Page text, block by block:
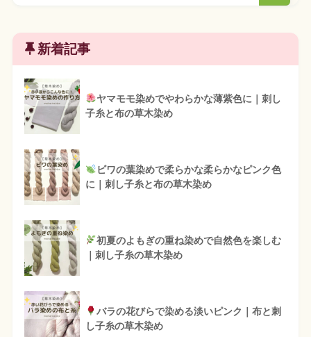
新着記事
ヤマモモ染めでやわらかな薄紫色に｜刺し
子糸と布の草木染め
ビワの葉染めで柔らかな柔らかなピンク色
に｜刺し子糸と布の草木染め
初夏のよもぎの重ね染めで自然色を楽しむ
｜刺し子糸の草木染め
バラの花びらで染める淡いピンク｜布と刺
し子糸の草木染め